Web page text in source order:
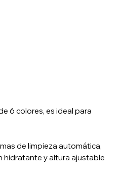
6 colores, es ideal para
de limpieza automática,
y altura ajustable